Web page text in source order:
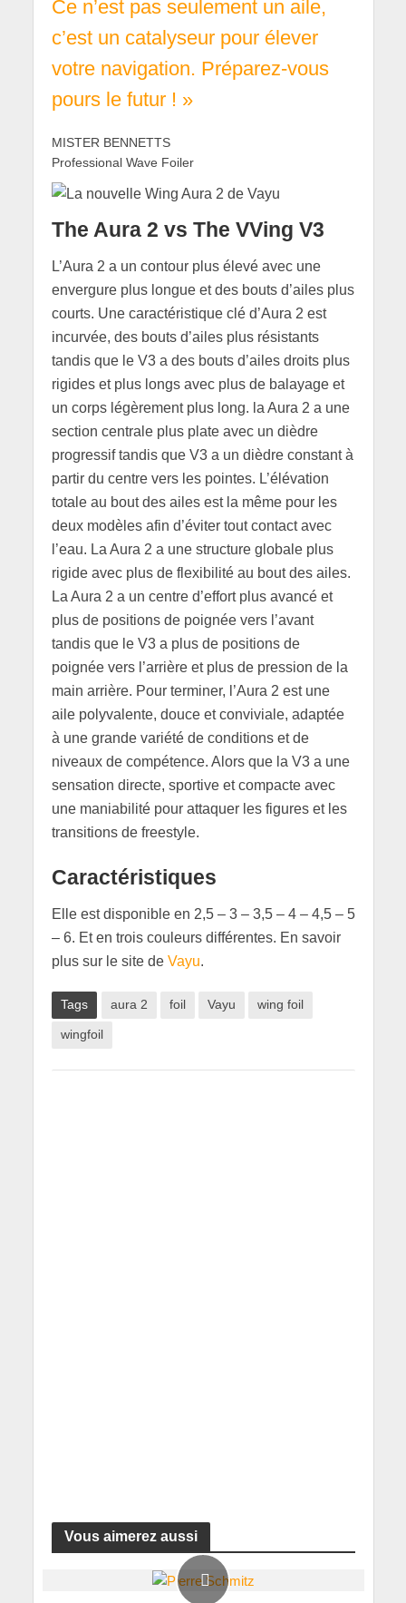
Ce n’est pas seulement un aile,
c’est un catalyseur pour élever
votre navigation. Préparez-vous
pours le futur ! »
MISTER BENNETTS
Professional Wave Foiler
The Aura 2 vs The VVing V3
L’Aura 2 a un contour plus élevé avec une
envergure plus longue et des bouts d’ailes plus
courts. Une caractéristique clé d’Aura 2 est
incurvée, des bouts d’ailes plus résistants
tandis que le V3 a des bouts d’ailes droits plus
rigides et plus longs avec plus de balayage et
un corps légèrement plus long. la Aura 2 a une
section centrale plus plate avec un dièdre
progressif tandis que V3 a un dièdre constant à
partir du centre vers les pointes. L’élévation
totale au bout des ailes est la même pour les
deux modèles afin d’éviter tout contact avec
l’eau. La Aura 2 a une structure globale plus
rigide avec plus de flexibilité au bout des ailes.
La Aura 2 a un centre d’effort plus avancé et
plus de positions de poignée vers l’avant
tandis que le V3 a plus de positions de
poignée vers l’arrière et plus de pression de la
main arrière. Pour terminer, l’Aura 2 est une
aile polyvalente, douce et conviviale, adaptée
à une grande variété de conditions et de
niveaux de compétence. Alors que la V3 a une
sensation directe, sportive et compacte avec
une maniabilité pour attaquer les figures et les
transitions de freestyle.
Caractéristiques
Elle est disponible en 2,5 – 3 – 3,5 – 4 – 4,5 – 5
– 6. Et en trois couleurs différentes. En savoir
plus sur le site de Vayu.
Tags aura 2 foil Vayu wing foil
wingfoil
Vous aimerez aussi